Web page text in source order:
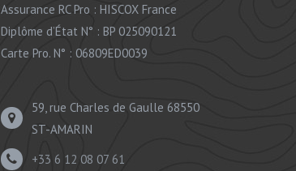
Assurance RC Pro : HISCOX France
Diplôme d’État N° : BP 025090121
Carte Pro. N° : 06809ED0039
59, rue Charles de Gaulle 68550
ST-AMARIN
+33 6 12 08 07 61